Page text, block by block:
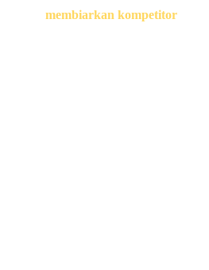
membiarkan kompetitor